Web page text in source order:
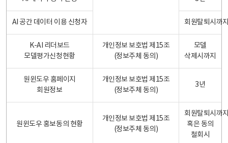
AI 공간 데이터 이용 신청자 회원탈퇴시까
K-AI 리더보드
모델평가신청현황
개인정보 보호법 제15조
(정보주체 동의)
모델
삭제시까지
원윈도우 홈페이지
회원정보
개인정보 보호법 제15조
(정보주체 동의)
3년
원윈도우 홍보동의 현황
개인정보 보호법 제15조
(정보주체 동의)
회원탈퇴시까
혹은 동의
철회시